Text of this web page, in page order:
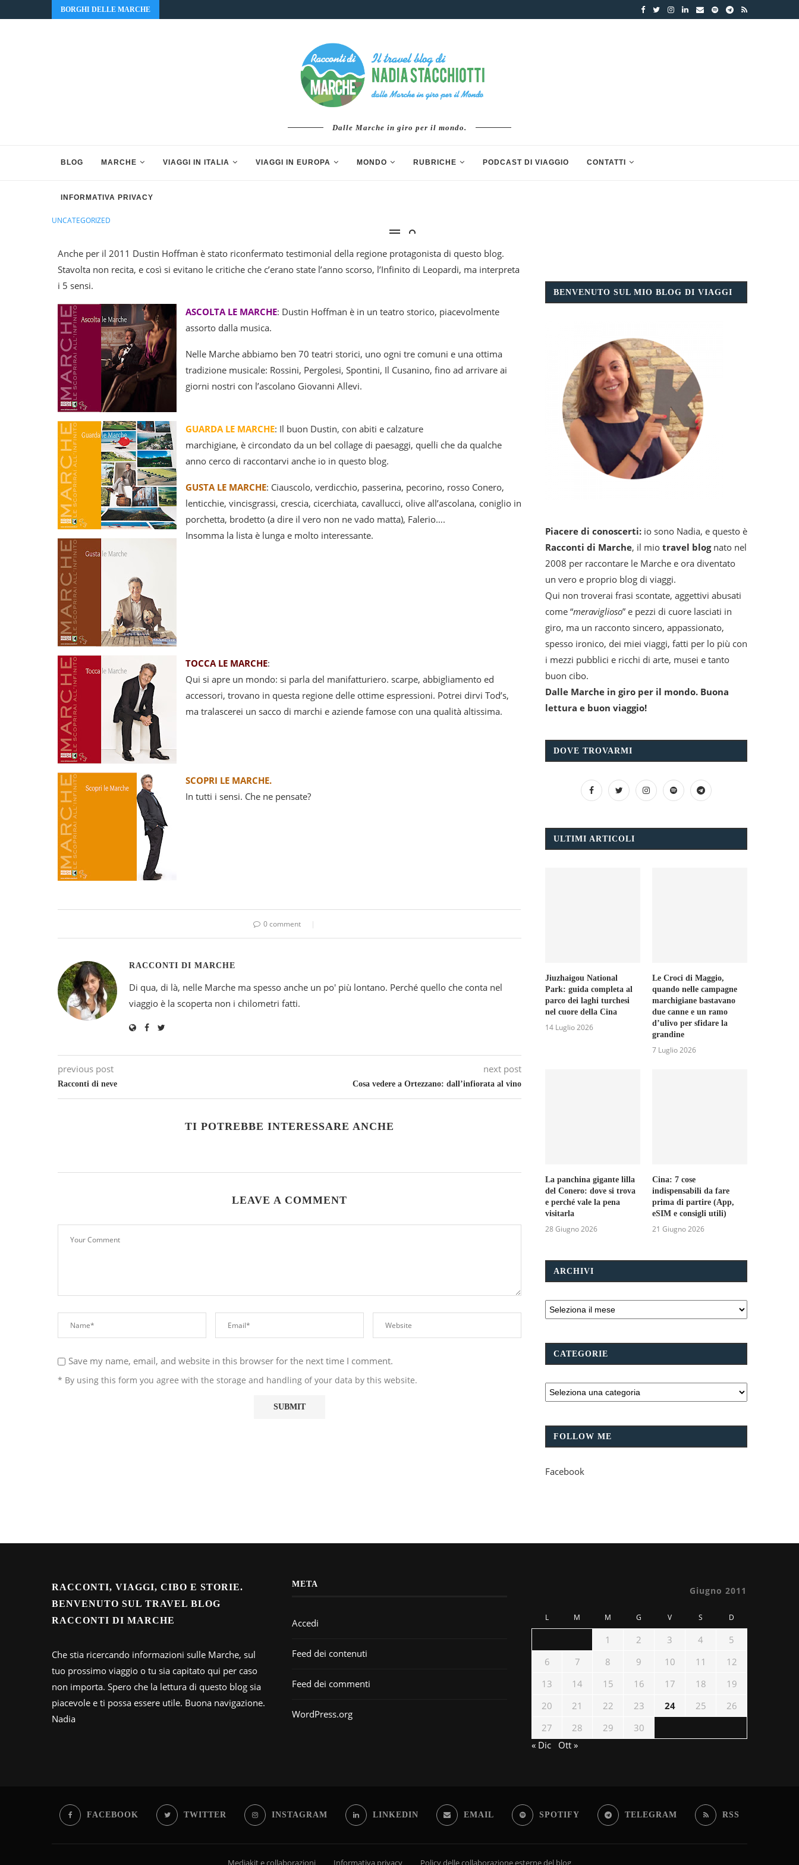
BORGHI DELLE MARCHE
Dalle Marche in giro per il mondo.
BLOG MARCHE VIAGGI IN ITALIA VIAGGI IN EUROPA MONDO RUBRICHE PODCAST DI VIAGGIO CONTATTI
INFORMATIVA PRIVACY
UNCATEGORIZED
Racconti Di Marche
Anche per il 2011 Dustin Hoffman è stato riconfermato testimonial della regione protagonista di questo blog.
Stavolta non recita, e così si evitano le critiche che c’erano state l’anno scorso, l’Infinito di Leopardi, ma interpreta
i 5 sensi.
ASCOLTA LE MARCHE: Dustin Hoffman è in un teatro storico, piacevolmente
assorto dalla musica.
Nelle Marche abbiamo ben 70 teatri storici, uno ogni tre comuni e una ottima
tradizione musicale: Rossini, Pergolesi, Spontini, Il Cusanino, fino ad arrivare ai
giorni nostri con l’ascolano Giovanni Allevi.
GUARDA LE MARCHE: Il buon Dustin, con abiti e calzature
marchigiane, è circondato da un bel collage di paesaggi, quelli che da qualche
anno cerco di raccontarvi anche io in questo blog.
GUSTA LE MARCHE: Ciauscolo, verdicchio, passerina, pecorino, rosso Conero,
lenticchie, vincisgrassi, crescia, cicerchiata, cavallucci, olive all’ascolana, coniglio in
porchetta, brodetto (a dire il vero non ne vado matta), Falerio….
Insomma la lista è lunga e molto interessante.
TOCCA LE MARCHE:
Qui si apre un mondo: si parla del manifatturiero. scarpe, abbigliamento ed
accessori, trovano in questa regione delle ottime espressioni. Potrei dirvi Tod’s,
ma tralascerei un sacco di marchi e aziende famose con una qualità altissima.
SCOPRI LE MARCHE.
In tutti i sensi. Che ne pensate?
0 comment
RACCONTI DI MARCHE
Di qua, di là, nelle Marche ma spesso anche un po' più lontano. Perché quello che conta nel
viaggio è la scoperta non i chilometri fatti.
previous post
Racconti di neve
next post
Cosa vedere a Ortezzano: dall’infiorata al vino
TI POTREBBE INTERESSARE ANCHE
LEAVE A COMMENT
Save my name, email, and website in this browser for the next time I comment.
* By using this form you agree with the storage and handling of your data by this website.
BENVENUTO SUL MIO BLOG DI VIAGGI
Piacere di conoscerti: io sono Nadia, e questo è
Racconti di Marche, il mio travel blognato nel
2008 per raccontare le Marche e ora diventato
un vero e proprio blog di viaggi.
Qui non troverai frasi scontate, aggettivi abusati
come “meraviglioso” e pezzi di cuore lasciati in
giro, ma un racconto sincero, appassionato,
spesso ironico, dei miei viaggi, fatti per lo più con
i mezzi pubblici e ricchi di arte, musei e tanto
buon cibo.
Dalle Marche in giro per il mondo. Buona
lettura e buon viaggio!
DOVE TROVARMI
ULTIMI ARTICOLI
Jiuzhaigou National
Park: guida completa al
parco dei laghi turchesi
nel cuore della Cina
14 Luglio 2026
Le Croci di Maggio,
quando nelle campagne
marchigiane bastavano
due canne e un ramo
d’ulivo per sfidare la
grandine
7 Luglio 2026
La panchina gigante lilla
del Conero: dove si trova
e perché vale la pena
visitarla
28 Giugno 2026
Cina: 7 cose
indispensabili da fare
prima di partire (App,
eSIM e consigli utili)
21 Giugno 2026
ARCHIVI
CATEGORIE
FOLLOW ME
Facebook
RACCONTI, VIAGGI, CIBO E STORIE.
BENVENUTO SUL TRAVEL BLOG
RACCONTI DI MARCHE
Che stia ricercando informazioni sulle Marche, sul
tuo prossimo viaggio o tu sia capitato qui per caso
non importa. Spero che la lettura di questo blog sia
piacevole e ti possa essere utile. Buona navigazione.
Nadia
META
Accedi
Feed dei contenuti
Feed dei commenti
WordPress.org
Giugno 2011
L M M G V S D
1 2 3 4
5
6
7 8 9 10 11
12
13
14 15 16 17 18
19
20
21 22 23 24 25
26
27
28 29
30
« Dic
Ott »
FACEBOOK TWITTER INSTAGRAM LINKEDIN EMAIL SPOTIFY TELEGRAM RSS
Mediakit e collaborazioni Informativa privacy Policy delle collaborazione esterne del blog